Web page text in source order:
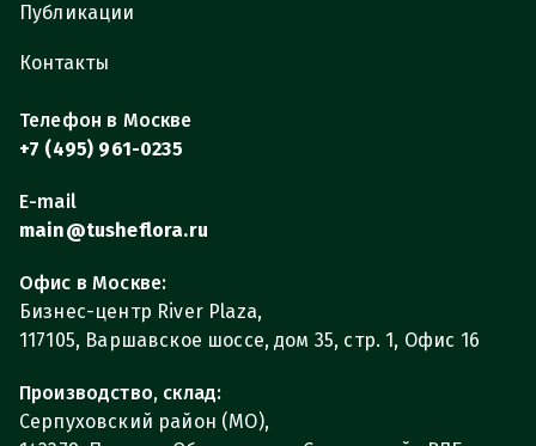
Публикации
Контакты
Телефон в Москве
+7 (495) 961-0235
E-mail
main@tusheflora.ru
Офис в Москве:
Бизнес-центр River Plaza,
117105, Варшавское шоссе, дом 35, стр. 1, Офис 16
Производство, склад:
Серпуховский район (МО),